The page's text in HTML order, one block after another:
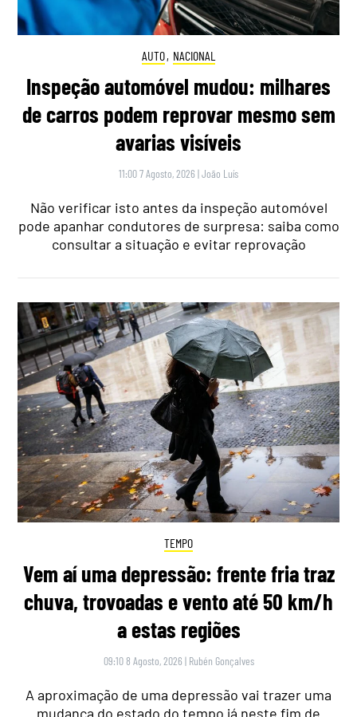
AUTO, NACIONAL
Inspeção automóvel mudou: milhares
de carros podem reprovar mesmo sem
avarias visíveis
11:00 7 Agosto, 2026 |João Luís
Não verificar isto antes da inspeção automóvel
pode apanhar condutores de surpresa: saiba como
consultar a situação e evitar reprovação
TEMPO
Vem aí uma depressão: frente fria traz
chuva, trovoadas e vento até 50 km/h
a estas regiões
09:10 8 Agosto, 2026 | Rubén Gonçalves
A aproximação de uma depressão vai trazer uma
mudança do estado do tempo já neste fim de